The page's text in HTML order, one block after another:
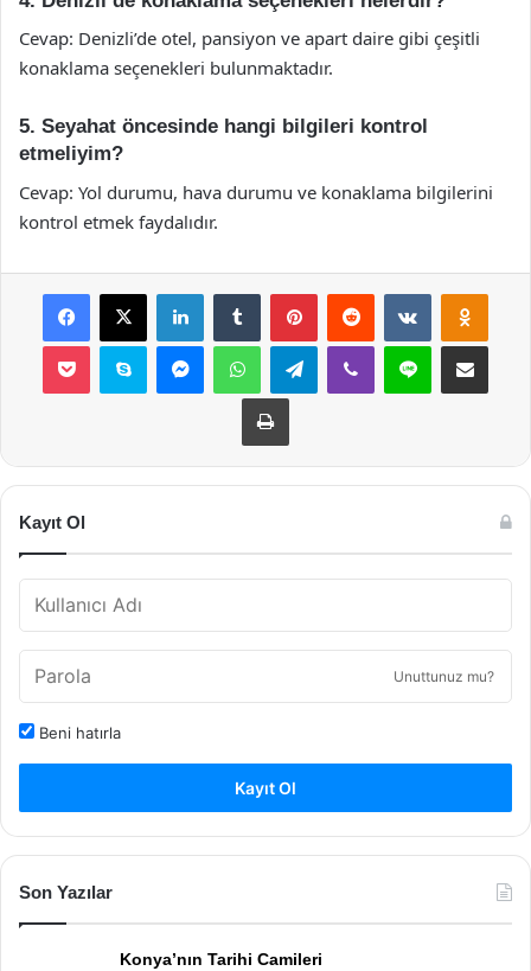
Cevap: Denizli’de otel, pansiyon ve apart daire gibi çeşitli
konaklama seçenekleri bulunmaktadır.
5. Seyahat öncesinde hangi bilgileri kontrol
etmeliyim?
Cevap: Yol durumu, hava durumu ve konaklama bilgilerini
kontrol etmek faydalıdır.
Facebook
X LinkedInTumblr PinterestReddit VKontakte
Pocket Skype MessengerWhatsAppTelegramViber Line E-Posta ile
Yazdır
Kayıt Ol
Unuttunuz mu?
Beni hatırla
Kayıt Ol
Son Yazılar
Konya’nın Tarihi Camileri